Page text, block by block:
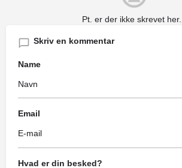
Pt. er der ikke skrevet her...
Skriv en kommentar
Name
Email
Hvad er din besked?